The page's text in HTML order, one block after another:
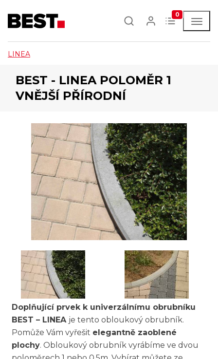
0
LINEA
BEST - LINEA POLOMĚR 1
VNĚJŠÍ PŘÍRODNÍ
Doplňující prvek k univerzálnímu obrubníku
BEST – LINEA je tento obloukový obrubník.
Pomůže Vám vyřešit elegantně zaoblené
plochy. Obloukový obrubník vyrábíme ve dvou